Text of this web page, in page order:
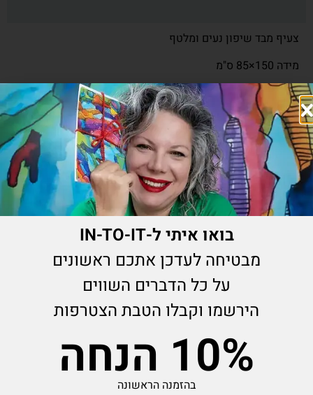
צעיף מבד שיפון נעים ומלטף
מידה 150×85 ס"מ
₪290.00
הוספה לסל
מוצרים נוספים שיעניינו אותך
בואו איתי ל-IN-TO-IT
מבטיחה לעדכן אתכם ראשונים
על כל הדברים השווים
הירשמו וקבלו הטבת הצטרפות
10% הנחהבהזמנה הראשונה